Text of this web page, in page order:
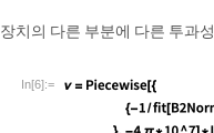
장치의 다른 부분에 다른 투과
In[6]:=